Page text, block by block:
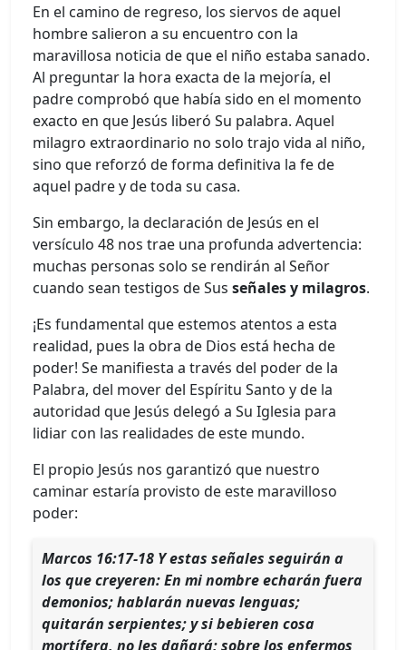
En el camino de regreso, los siervos de aquel
hombre salieron a su encuentro con la
maravillosa noticia de que el niño estaba sanado.
Al preguntar la hora exacta de la mejoría, el
padre comprobó que había sido en el momento
exacto en que Jesús liberó Su palabra. Aquel
milagro extraordinario no solo trajo vida al niño,
sino que reforzó de forma definitiva la fe de
aquel padre y de toda su casa.
Sin embargo, la declaración de Jesús en el
versículo 48 nos trae una profunda advertencia:
muchas personas solo se rendirán al Señor
cuando sean testigos de Sus señales y milagros.
¡Es fundamental que estemos atentos a esta
realidad, pues la obra de Dios está hecha de
poder! Se manifiesta a través del poder de la
Palabra, del mover del Espíritu Santo y de la
autoridad que Jesús delegó a Su Iglesia para
lidiar con las realidades de este mundo.
El propio Jesús nos garantizó que nuestro
caminar estaría provisto de este maravilloso
poder:
Marcos 16:17-18 Y estas señales seguirán a
los que creyeren: En mi nombre echarán fuera
demonios; hablarán nuevas lenguas;
quitarán serpientes; y si bebieren cosa
mortífera, no les dañará; sobre los enfermos